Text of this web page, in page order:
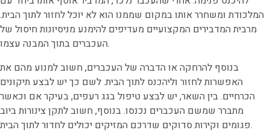
המלכודת ומשחרר אותו במקום שממנו הוא לא יוכל לחזור לתוך הבית.
מרבית המדבירים המקצועיים מעדיפים להימנע מניסיונות חיסול של
העכברים בתוך המבנה עצמו.
בנוסף להרחקה או הדברה של העכברים, חשוב למנוע מהם את
האפשרות לחזור וליהכנס לתוך הבית. לשם כך יש לבצע תיקונים
הכרחיים. בין השאר, יש לבצע טיפול בגג רעפים, בעיקר אם וכאשר
מתברר שמשם העכברים נכנסו. בנוסף, חשוב לתקן צינורות ביוב
פגומים וקירות סדוקים שדרכם המזיקים יכולים לחדור לתוך הבית.